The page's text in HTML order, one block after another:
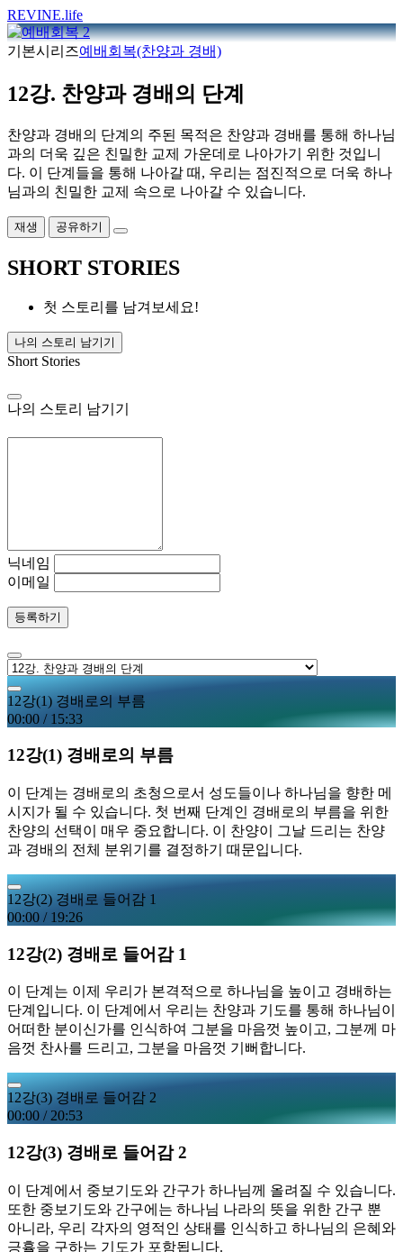
REVINE.life
기본시리즈예배회복(찬양과 경배)
12강. 찬양과 경배의 단계
찬양과 경배의 단계의 주된 목적은 찬양과 경배를 통해 하나님
과의 더욱 깊은 친밀한 교제 가운데로 나아가기 위한 것입니
다. 이 단계들을 통해 나아갈 때, 우리는 점진적으로 더욱 하나
님과의 친밀한 교제 속으로 나아갈 수 있습니다.
재생 공유하기
SHORT STORIES
첫 스토리를 남겨보세요!
나의 스토리 남기기
Short Stories
나의 스토리 남기기
닉네임
이메일
등록하기
12강(1) 경배로의 부름
00:00 / 15:33
12강(1) 경배로의 부름
이 단계는 경배로의 초청으로서 성도들이나 하나님을 향한 메
시지가 될 수 있습니다. 첫 번째 단계인 경배로의 부름을 위한
찬양의 선택이 매우 중요합니다. 이 찬양이 그날 드리는 찬양
과 경배의 전체 분위기를 결정하기 때문입니다.
12강(2) 경배로 들어감 1
00:00 / 19:26
12강(2) 경배로 들어감 1
이 단계는 이제 우리가 본격적으로 하나님을 높이고 경배하는
단계입니다. 이 단계에서 우리는 찬양과 기도를 통해 하나님이
어떠한 분이신가를 인식하여 그분을 마음껏 높이고, 그분께 마
음껏 찬사를 드리고, 그분을 마음껏 기뻐합니다.
12강(3) 경배로 들어감 2
00:00 /20:53
12강(3) 경배로 들어감 2
이 단계에서 중보기도와 간구가 하나님께 올려질 수 있습니다.
또한 중보기도와 간구에는 하나님 나라의 뜻을 위한 간구 뿐
아니라, 우리 각자의 영적인 상태를 인식하고 하나님의 은혜와
긍휼을 구하는 기도가 포함됩니다.